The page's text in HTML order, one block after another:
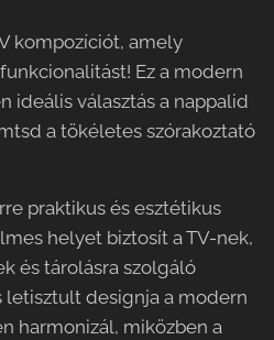
kompozíciót, amely
Ez a modern
ideális választás a nappalid
a tökéletes szórakoztató
praktikus és esztétikus
helyet biztosít a TV-nek,
és tárolásra szolgáló
letisztult designja a modern
harmonizál, miközben a